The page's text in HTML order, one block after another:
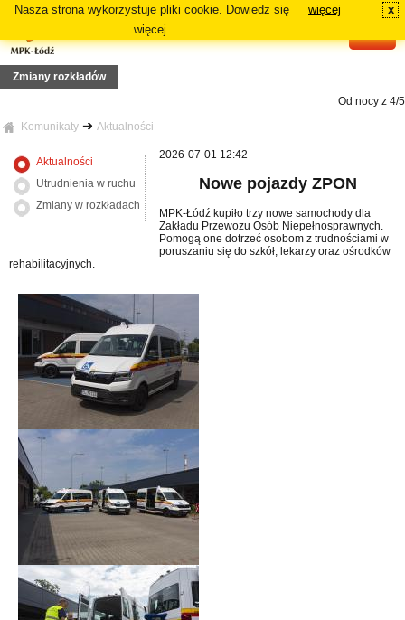
Nasza strona wykorzystuje pliki cookie. Dowiedz się
więcej.
więcej x
Komunikaty Aktualności
Aktualności
Utrudnienia w ruchu
Zmiany w rozkładach
Zmiany rozkładów
Od nocy z 4/
19 lipca 2026r. (niedziela), zmiana tras linii 73, 81A, 81B, N5A, N5B
12 lipca 2026r. (niedziela), zmiana tras linii 87A, 87B
linii 18 i 54A
podstawowej danej linii: 64A, 84A, 88B i 91A
29 czerwca 2026r. (poniedziałek), zmiana tras linii: 2, 3, 6, 7, 11
2026-07-01 12:42
Nowe pojazdy ZPON
MPK-Łódź kupiło trzy nowe samochody dla
Zakładu Przewozu Osób Niepełnosprawnych.
Pomogą one dotrzeć osobom z trudnościami w
poruszaniu się do szkół, lekarzy oraz ośrodków
rehabilitacyjnych.